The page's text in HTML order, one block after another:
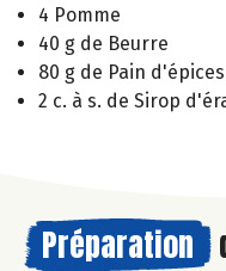
4 Pomme
40 g de Beurre
80 g de Pain d'épices
2 c. à s. de Sirop
Préparation